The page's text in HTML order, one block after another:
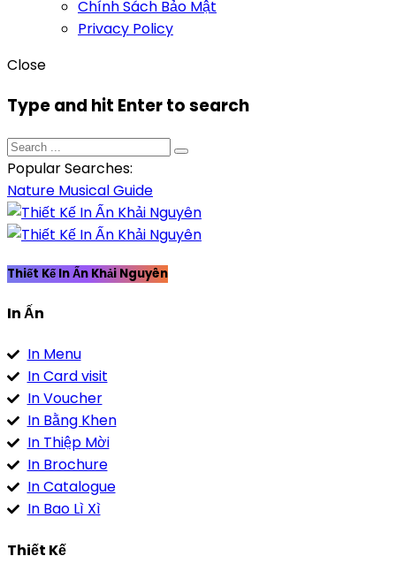
Chính Sách Bảo Mật
Privacy Policy
Close
Type and hit Enter to search
Popular Searches:
Nature MusicalGuide
Thiết Kế In Ấn Khải Nguyên
In Ấn
In Menu
In Card visit
In Voucher
In Bằng Khen
In Thiệp Mời
In Brochure
In Catalogue
In Bao Lì Xì
Thiết Kế